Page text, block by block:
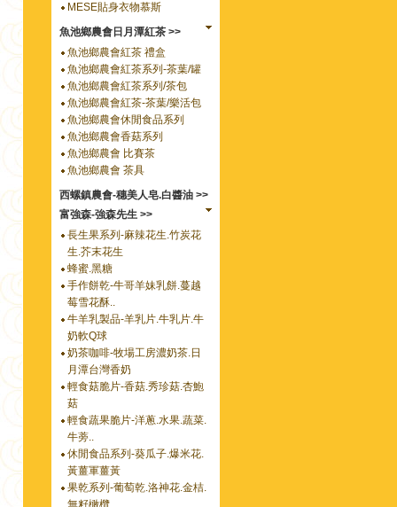
MESE貼身衣物慕斯
魚池鄉農會日月潭紅茶 >>
魚池鄉農會紅茶 禮盒
魚池鄉農會紅茶系列-茶葉/罐
魚池鄉農會紅茶系列/茶包
魚池鄉農會紅茶-茶葉/樂活包
魚池鄉農會休閒食品系列
魚池鄉農會香菇系列
魚池鄉農會 比賽茶
魚池鄉農會 茶具
西螺鎮農會-穗美人皂.白醬油 >>
富強森-強森先生 >>
長生果系列-麻辣花生.竹炭花
生.芥末花生
蜂蜜.黑糖
手作餅乾-牛哥羊妹乳餅.蔓越
莓雪花酥..
牛羊乳製品-羊乳片.牛乳片.牛
奶軟Q球
奶茶咖啡-牧場工房濃奶茶.日
月潭台灣香奶
輕食菇脆片-香菇.秀珍菇.杏鮑
菇
輕食蔬果脆片-洋蔥.水果.蔬菜.
牛蒡..
休閒食品系列-葵瓜子.爆米花.
黃薑軍薑黃
果乾系列-葡萄乾.洛神花.金桔.
無籽橄欖